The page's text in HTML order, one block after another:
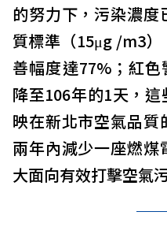
的努力下，污染濃度
質標準（15μg /m3
善幅度達77%；紅
降至106年的1天，
映在新北市空氣品
兩年內減少一座燃煤
大面向有效打擊空氣